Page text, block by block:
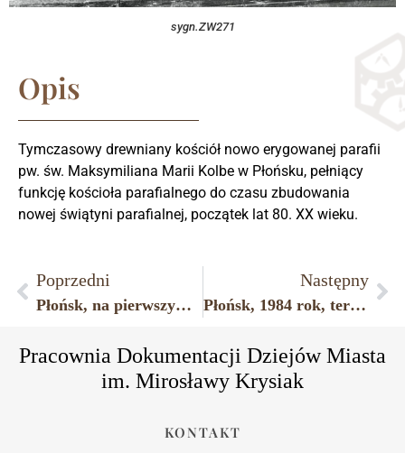
sygn.ZW271
Opis
Tymczasowy drewniany kościół nowo erygowanej parafii
pw. św. Maksymiliana Marii Kolbe w Płońsku, pełniący
funkcję kościoła parafialnego do czasu zbudowania
nowej świątyni parafialnej, początek lat 80. XX wieku.
Poprzedni
Płońsk, na pierwszym planie widoczny tymczasowy drewniany kościół nowej płońskiej parafii pw. św. M. M. Kolbe.
Następny
Płońsk, 1984 rok, teren budowy kościoła pw. Matki Bożej Ostrobramskiej.
Pracownia Dokumentacji Dziejów Miasta
im. Mirosławy Krysiak
KONTAKT